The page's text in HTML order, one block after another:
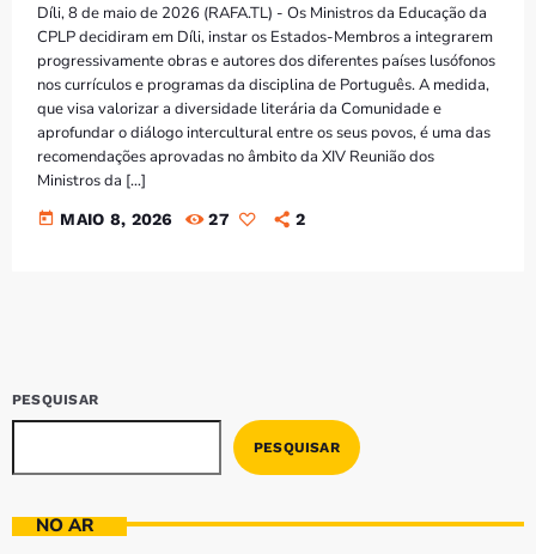
Bom dia RAFA
7:00 AM - 9:00 AM
Bom dia RAFA
7:00 AM - 10:00 AM
Díli, 8 de maio de 2026 (RAFA.TL) - Os Ministros da Educação da
CPLP decidiram em Díli, instar os Estados-Membros a integrarem
progressivamente obras e autores dos diferentes países lusófonos
nos currículos e programas da disciplina de Português. A medida,
que visa valorizar a diversidade literária da Comunidade e
aprofundar o diálogo intercultural entre os seus povos, é uma das
recomendações aprovadas no âmbito da XIV Reunião dos
Ministros da […]
today MAIO 8, 2026 27 2
PESQUISAR
PESQUISAR
NO AR